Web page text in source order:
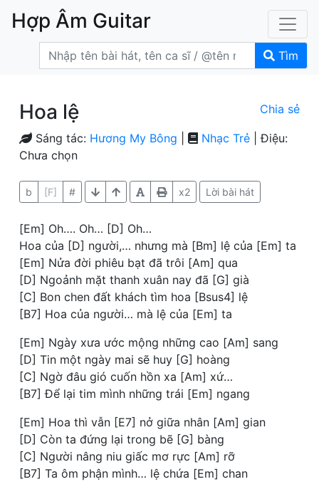
Hợp Âm Guitar
Tìm
Hoa lệ Chia sẻ
Sáng tác: Hương My Bông Nhạc Trẻ | Điệu:
Chưa chọn
b [F] # x2 Lời bài hát
[Em] Oh…. Oh… [D] Oh…
Hoa của [D] người,… nhưng mà [Bm] lệ của [Em] ta
[Em] Nửa đời phiêu bạt đã trôi [Am] qua
[D] Ngoảnh mặt thanh xuân nay đã [G] già
[C] Bon chen đất khách tìm hoa [Bsus4] lệ
[B7] Hoa của người… mà lệ của [Em] ta
[Em] Ngày xưa ước mộng những cao [Am] sang
[D] Tin một ngày mai sẽ huy [G] hoàng
[C] Ngờ đâu gió cuốn hồn xa [Am] xứ…
[B7] Để lại tim mình những trái [Em] ngang
[Em] Hoa thì vẫn [E7] nở giữa nhân [Am] gian
[D] Còn ta đứng lại trong bẽ [G] bàng
[C] Người nâng niu giấc mơ rực [Am] rỡ
[B7] Ta ôm phận mình… lệ chứa [Em] chan